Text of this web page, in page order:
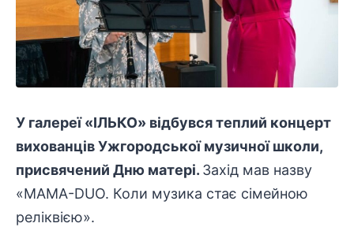
У галереї «ІЛЬКО» відбувся теплий концерт
вихованців Ужгородської музичної школи,
присвячений Дню матері. Захід мав назву
«MAMA-DUO. Коли музика стає сімейною
реліквією».